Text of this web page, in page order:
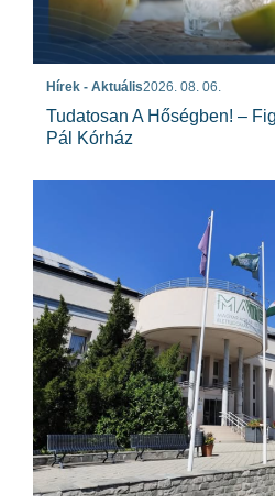
Hírek - Aktuális2026. 08. 06.
Tudatosan A Hőségben! –
Pál Kórház